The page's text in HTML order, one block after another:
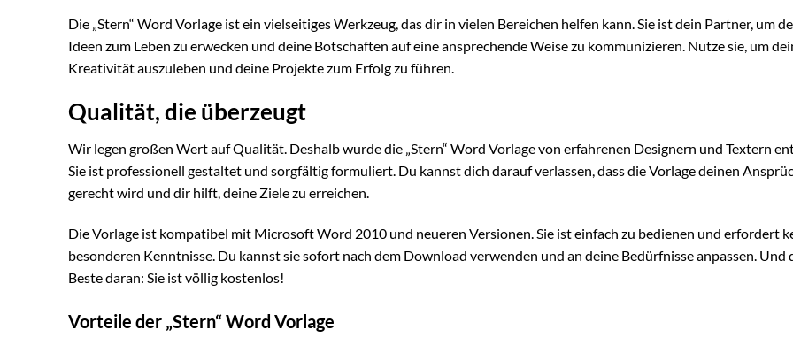
Die „Stern“ Word Vorlage ist ein vielseitiges Werkzeug, das dir in vielen Bereichen helfen kann. Sie ist dein Partner, um
Ideen zum Leben zu erwecken und deine Botschaften auf eine ansprechende Weise zu kommunizieren. Nutze sie, um
Kreativität auszuleben und deine Projekte zum Erfolg zu führen.
Qualität, die überzeugt
Wir legen großen Wert auf Qualität. Deshalb wurde die „Stern“ Word Vorlage von erfahrenen Designern und Textern
Sie ist professionell gestaltet und sorgfältig formuliert. Du kannst dich darauf verlassen, dass die Vorlage deinen
gerecht wird und dir hilft, deine Ziele zu erreichen.
Die Vorlage ist kompatibel mit Microsoft Word 2010 und neueren Versionen. Sie ist einfach zu bedienen und erfordert
besonderen Kenntnisse. Du kannst sie sofort nach dem Download verwenden und an deine Bedürfnisse anpassen. Und
Beste daran: Sie ist völlig kostenlos!
Vorteile der „Stern“ Word Vorlage